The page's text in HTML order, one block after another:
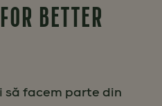
BETTER
să facem parte din